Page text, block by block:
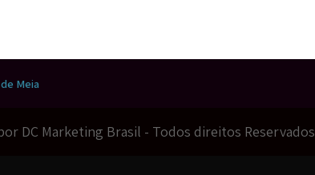
Meia
DC Marketing Brasil - Todos direitos Reservados